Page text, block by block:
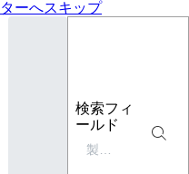
ーへスキップ
検索フィ
ールド